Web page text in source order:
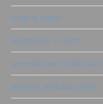
fregi di legno
mescolare i colori
pennelli per chalk paint
polvere antichizzante